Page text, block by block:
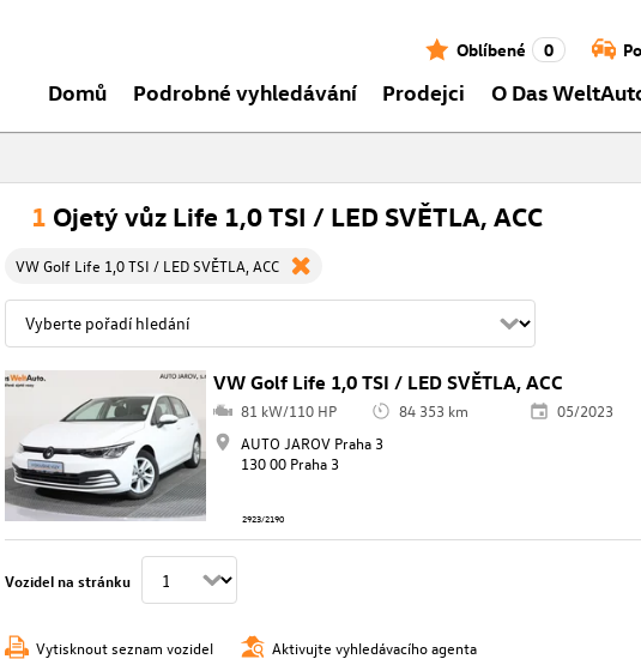
Oblíbené 0
Domů Podrobné vyhledávání Prodejci O Das
1 Ojetý vůz Life 1,0 TSI / LED SVĚTLA, ACC
VW Golf Life 1,0 TSI / LED SVĚTLA, ACC
VW Golf Life 1,0 TSI / LED SVĚTLA, ACC
81 kW/110 HP 84 353 km
05/2023
AUTO JAROV Praha 3
130 00 Praha 3
2923/2190
Vozidel na stránku
Vytisknout seznam vozidel Aktivujte vyhledávacího agenta